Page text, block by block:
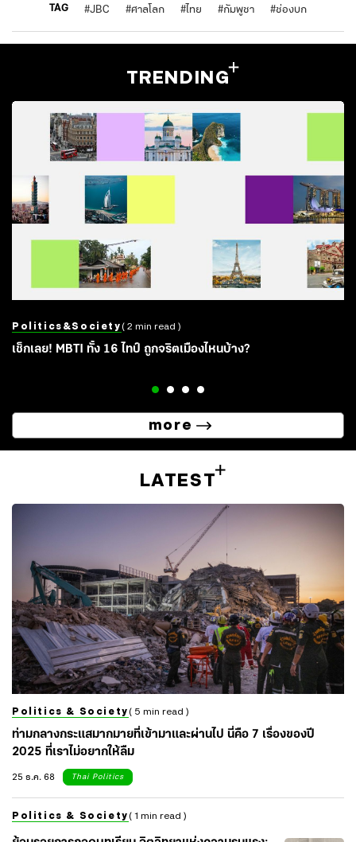
TAG #JBC #ศาลโลก #ไทย #กัมพูชา #ช่องบก
TRENDING
Politics&society ( 2 min read )
เช็กเลย! MBTI ทั้ง 16 ไทป์ ถูกจริตเมืองไหนบ้าง?
more
LATEST
Politics & Society ( 5 min read )
ท่ามกลางกระแสมากมายที่เข้ามาและผ่านไป นี่คือ 7 เรื่องของปี
2025 ที่เราไม่อยากให้ลืม
25 ธ.ค. 68
Thai Politics
Politics & Society ( 1 min read )